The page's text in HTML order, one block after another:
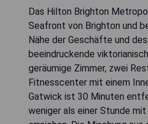
Das Hilton Brighton
Seafront von Brighton und
Nähe der Geschäfte und
beeindruckende
geräumige Zimmer, zwei
Fitnesscenter mit einem
Gatwick ist 30 Minuten
weniger als einer Stunde